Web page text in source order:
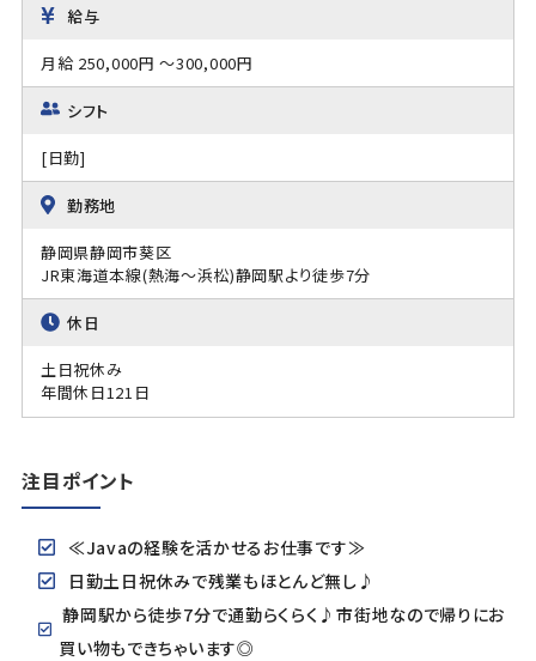
給与
月給 250,000円 ～300,000円
シフト
[日勤]
勤務地
静岡県静岡市葵区
JR東海道本線(熱海～浜松)静岡駅より徒歩7分
休日
土日祝休み
年間休日121日
注目ポイント
≪Javaの経験を活かせるお仕事です≫
日勤土日祝休みで残業もほとんど無し♪
静岡駅から徒歩7分で通勤らくらく♪市街地なので帰りにお
買い物もできちゃいます◎